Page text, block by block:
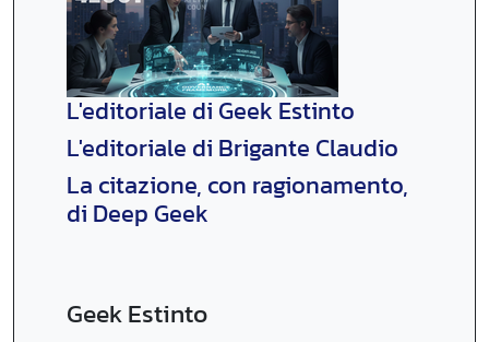
L'editoriale di Geek Estinto
L'editoriale di Brigante Claudio
La citazione, con ragionamento,
di Deep Geek
Geek Estinto